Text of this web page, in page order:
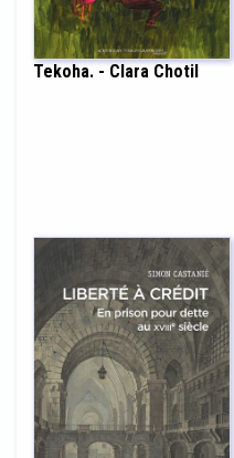
Tekoha. - Clara Chotil